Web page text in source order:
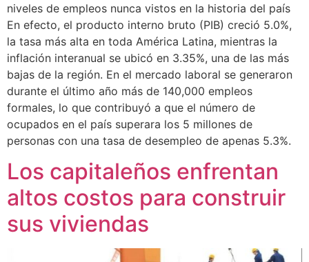
niveles de empleos nunca vistos en la historia del país
En efecto, el producto interno bruto (PIB) creció 5.0%,
la tasa más alta en toda América Latina, mientras la
inflación interanual se ubicó en 3.35%, una de las más
bajas de la región. En el mercado laboral se generaron
durante el último año más de 140,000 empleos
formales, lo que contribuyó a que el número de
ocupados en el país superara los 5 millones de
personas con una tasa de desempleo de apenas 5.3%.
Los capitaleños enfrentan
altos costos para construir
sus viviendas